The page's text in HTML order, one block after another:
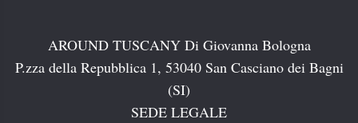
AROUND TUSCANY Di Giovanna Bologna
P.zza della Repubblica 1, 53040 San Casciano dei Bagni
(SI)
SEDE LEGALE